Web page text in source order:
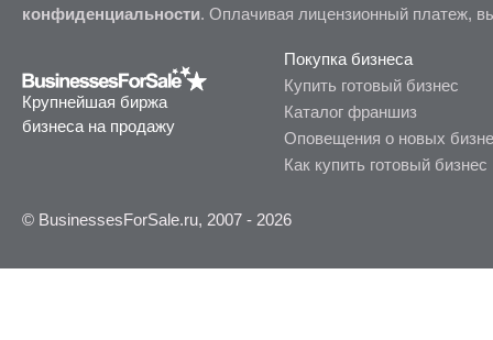
конфиденциальности. Оплачивая лицензионный платеж,
Крупнейшая биржа
бизнеса на продажу
Покупка бизнеса
Купить готовый бизнес
Каталог франшиз
Оповещения о новых
Как купить готовый бизнес
© BusinessesForSale.ru, 2007 - 2026